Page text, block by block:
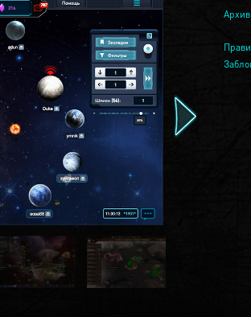
Архив